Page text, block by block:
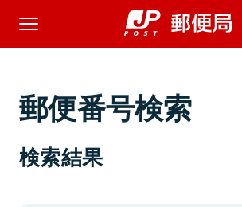
郵便番号検索
検索結果